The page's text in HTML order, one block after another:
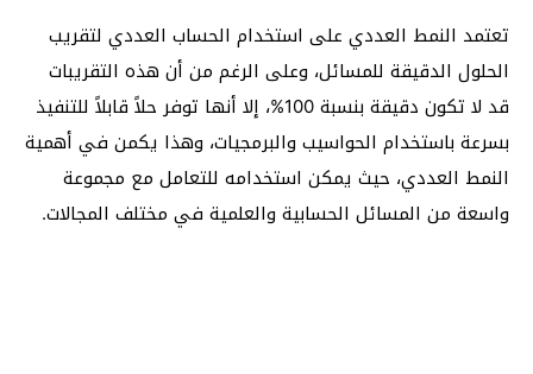
تعتمد النمط العددي على استخدام الحساب العددي لتقريب
الحلول الدقيقة للمسائل، وعلى الرغم من أن هذه التقريبات
قد لا تكون دقيقة بنسبة 100%، إلا أنها توفر حلاً قابلاً للتنفيذ
بسرعة باستخدام الحواسيب والبرمجيات، وهذا يكمن في أهمية
النمط العددي، حيث يمكن استخدامه للتعامل مع مجموعة
واسعة من المسائل الحسابية والعلمية في مختلف المجالات.